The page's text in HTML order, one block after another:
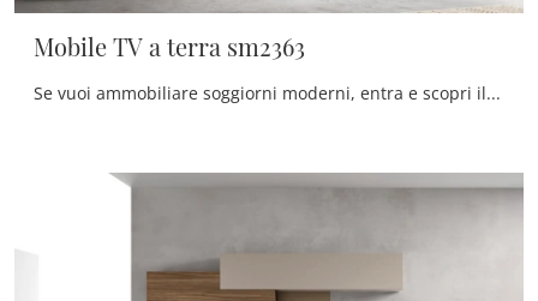
Mobile TV a terra sm2363
Se vuoi ammobiliare soggiorni moderni, entra e scopri il mobile porta tv Mobile TV a terra sm2363 dell'azienda Maronese, fatto in melaminico